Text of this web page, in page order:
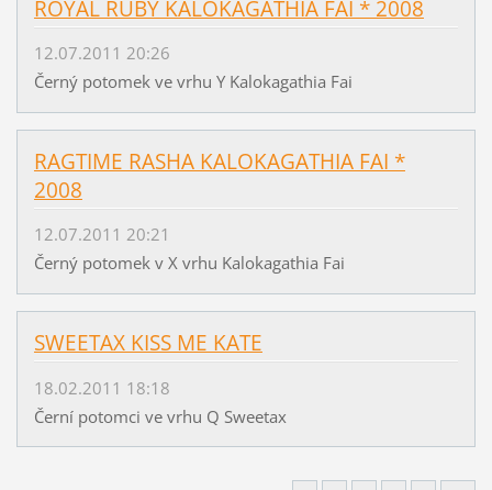
ROYAL RUBY KALOKAGATHIA FAI * 2008
12.07.2011 20:26
Černý potomek ve vrhu Y Kalokagathia Fai
RAGTIME RASHA KALOKAGATHIA FAI *
2008
12.07.2011 20:21
Černý potomek v X vrhu Kalokagathia Fai
SWEETAX KISS ME KATE
18.02.2011 18:18
Černí potomci ve vrhu Q Sweetax